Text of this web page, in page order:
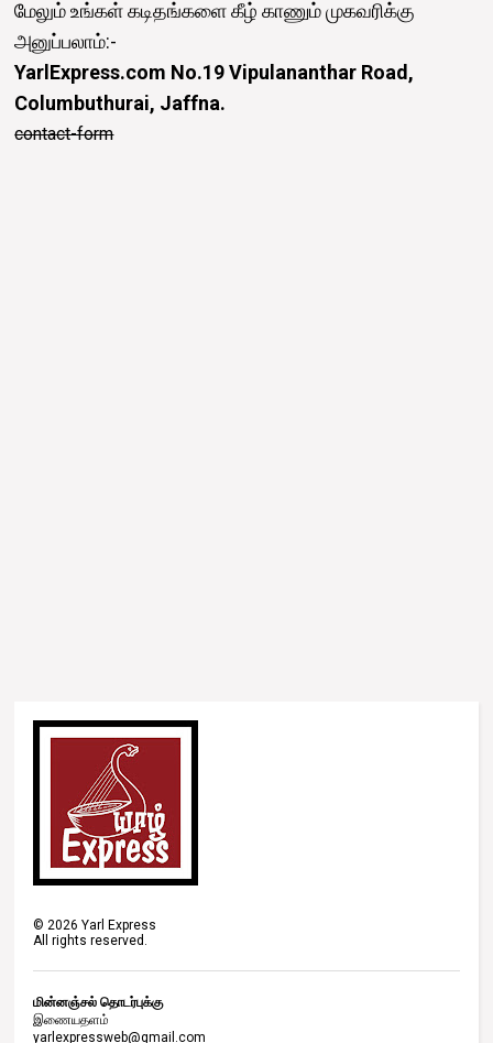
மேலும் உங்கள் கடிதங்களை கீழ் காணும் முகவரிக்கு
அனுப்பலாம்:-
YarlExpress.com No.19 Vipulananthar Road,
Columbuthurai, Jaffna.
contact-form
©2026 Yarl Express
All rights reserved.
மின்னஞ்சல் தொடர்புக்கு
இணையதளம்
yarlexpressweb@gmail.com